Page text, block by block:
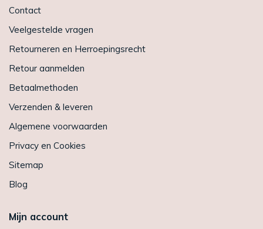
Contact
Veelgestelde vragen
Retourneren en Herroepingsrecht
Retour aanmelden
Betaalmethoden
Verzenden & leveren
Algemene voorwaarden
Privacy en Cookies
Sitemap
Blog
Mijn account